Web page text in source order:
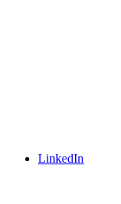
LinkedIn